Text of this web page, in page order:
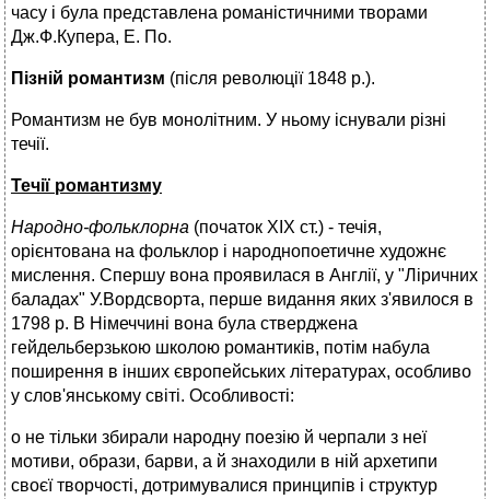
часу і була представлена романістичними творами
Дж.Ф.Купера, Е. По.
Пізній романтизм (після революції 1848 р.).
Романтизм не був монолітним. У ньому існували різні
течії.
Течії романтизму
Народно-фольклорна (початок XIX ст.) - течія,
орієнтована на фольклор і народнопоетичне художнє
мислення. Спершу вона проявилася в Англії, у "Ліричних
баладах" У.Вордсворта, перше видання яких з'явилося в
1798 р. В Німеччині вона була стверджена
гейдельберзькою школою романтиків, потім набула
поширення в інших європейських літературах, особливо
у слов'янському світі. Особливості:
o не тільки збирали народну поезію й черпали з неї
мотиви, образи, барви, а й знаходили в ній архетипи
своєї творчості, дотримувалися принципів і структур